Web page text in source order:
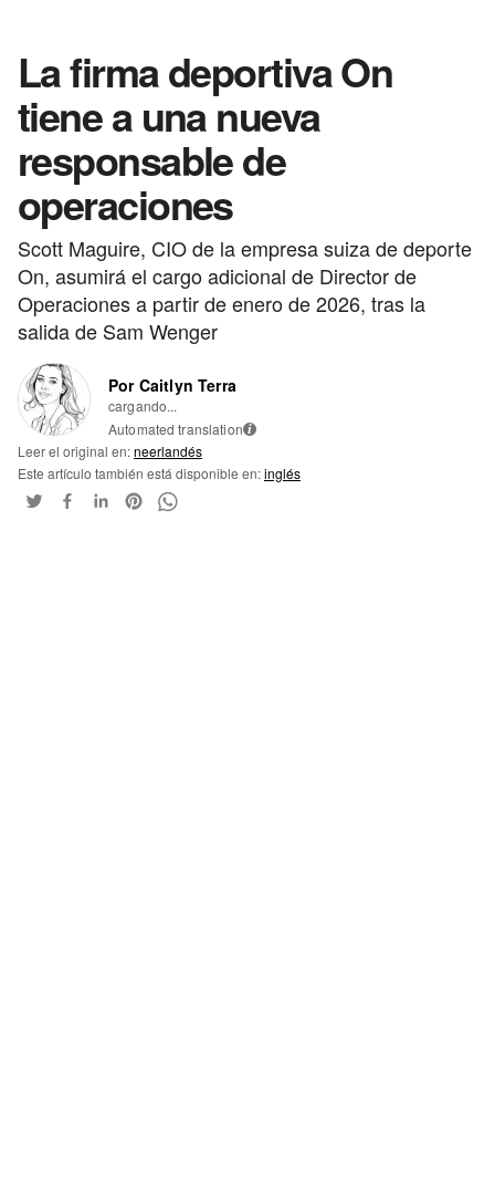
La firma deportiva On
tiene a una nueva
responsable de
operaciones
Scott Maguire, CIO de la empresa suiza de deporte
On, asumirá el cargo adicional de Director de
Operaciones a partir de enero de 2026, tras la
salida de Sam Wenger
Por Caitlyn Terra
cargando...
Automated translation i
Leer el original en:neerlandés
Este artículo también está disponible en:inglés